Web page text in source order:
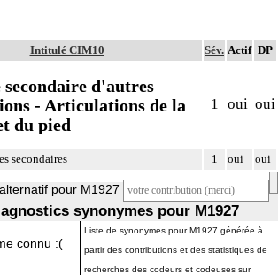
Intitulé CIM10 Sév. Actif DP
d'autres
- Articulations de la
du pied
1 oui oui
secondaires 1 oui oui
pour M1927
synonymes pour M1927
connu :(
Liste de synonymes pour M1927 générée à
partir des contributions et des statistiques de
recherches des codeurs et codeuses sur